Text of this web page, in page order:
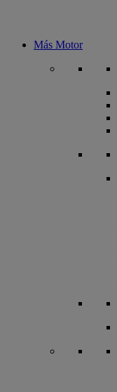
Más Motor